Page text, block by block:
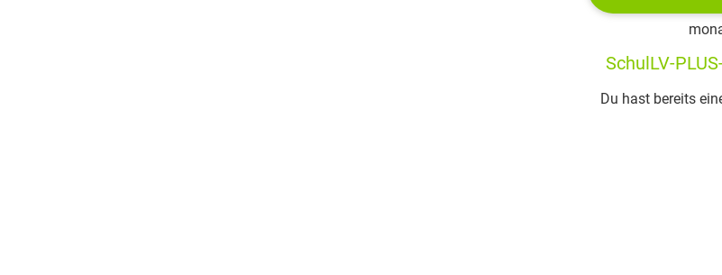
SchulLV-
Du hast bereits